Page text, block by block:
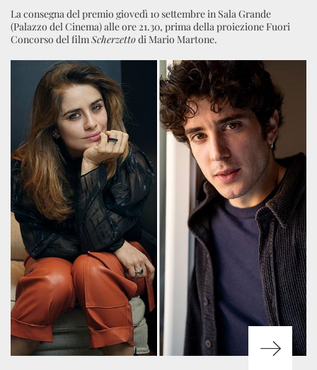
La consegna del premio giovedì 10 settembre in Sala Grande
(Palazzo del Cinema) alle ore 21.30, prima della proiezione Fuori
Concorso del filmScherzettodi Mario Martone.